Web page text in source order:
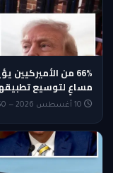
66% من
مساعٍ لتوسيع